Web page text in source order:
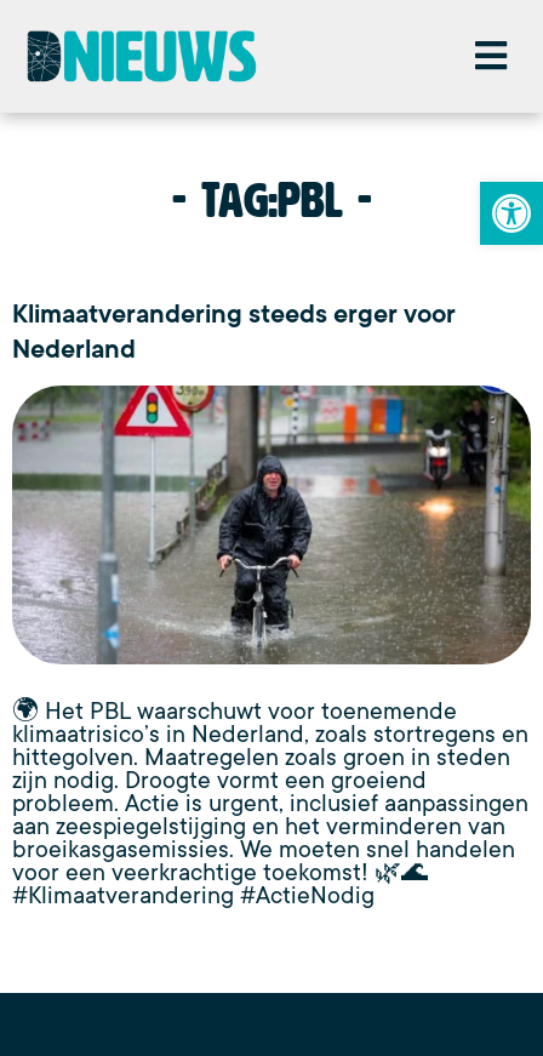
Tag:PBL
Klimaatverandering steeds erger voor
Nederland
🌍 Het PBL waarschuwt voor toenemende
klimaatrisico’s in Nederland, zoals stortregens en
hittegolven. Maatregelen zoals groen in steden
zijn nodig. Droogte vormt een groeiend
probleem. Actie is urgent, inclusief aanpassingen
aan zeespiegelstijging en het verminderen van
broeikasgasemissies. We moeten snel handelen
voor een veerkrachtige toekomst! 🌿🌊
#Klimaatverandering #ActieNodig